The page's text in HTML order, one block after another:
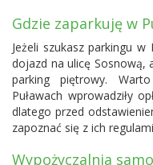
Gdzie zaparkuję w
Jeżeli szukasz parkingu w
dojazd na ulicę Sosnową,
parking piętrowy.
Puławach wprowadziły
dlatego przed
zapoznać się z ich
Wypożyczalnia